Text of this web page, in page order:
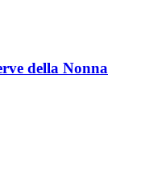
della Nonna